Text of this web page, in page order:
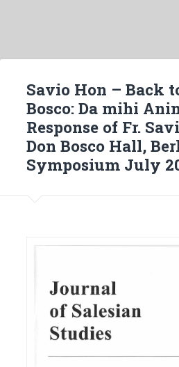
Savio Hon – Back
Bosco: Da mihi
Response of Fr.
Don Bosco Hall,
Symposium July